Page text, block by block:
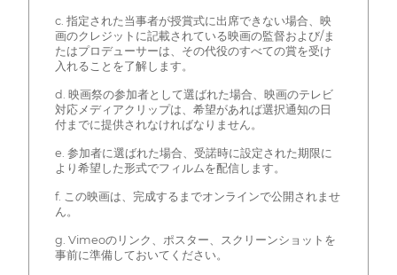
c. 指定された当事者が授賞式に出席できない場合、映
画のクレジットに記載されている映画の監督および/ま
たはプロデューサーは、その代役のすべての賞を受け
入れることを了解します。
d. 映画祭の参加者として選ばれた場合、映画のテレビ
対応メディアクリップは、希望があれば選択通知の日
付までに提供されなければなりません。
e. 参加者に選ばれた場合、受諾時に設定された期限に
より希望した形式でフィルムを配信します。
f. この映画は、完成するまでオンラインで公開されませ
ん。
g. Vimeoのリンク、ポスター、スクリーンショットを
事前に準備しておいてください。